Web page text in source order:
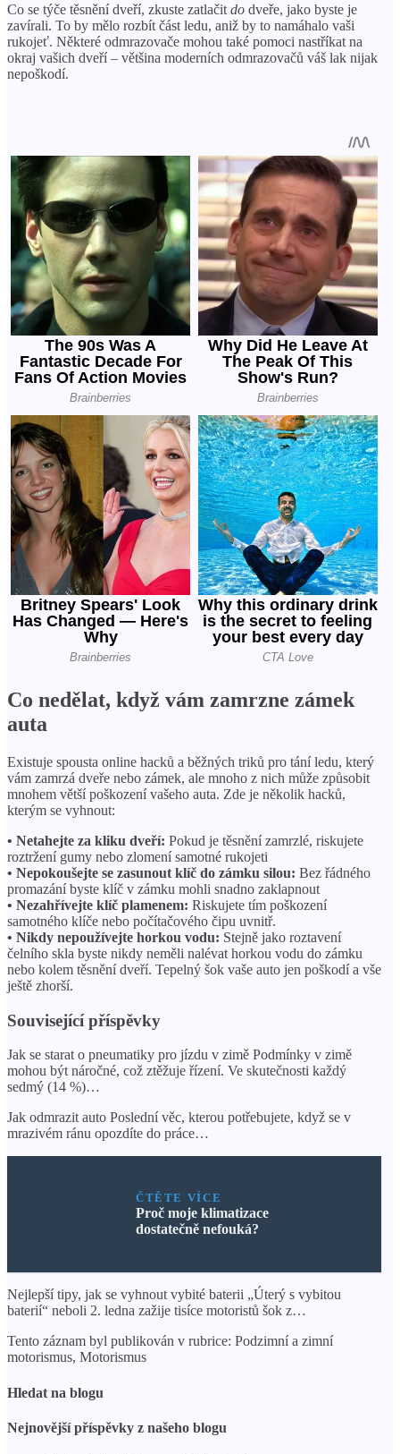
Co se týče těsnění dveří, zkuste zatlačit do dveře, jako byste je
zavírali. To by mělo rozbít část ledu, aniž by to namáhalo vaši
rukojeť. Některé odmrazovače mohou také pomoci nastříkat na
okraj vašich dveří – většina moderních odmrazovačů váš lak nijak
nepoškodí.
Co nedělat, když vám zamrzne zámek
auta
Existuje spousta online hacků a běžných triků pro tání ledu, který
vám zamrzá dveře nebo zámek, ale mnoho z nich může způsobit
mnohem větší poškození vašeho auta. Zde je několik hacků,
kterým se vyhnout:
• Netahejte za kliku dveří: Pokud je těsnění zamrzlé, riskujete
roztržení gumy nebo zlomení samotné rukojeti
• Nepokoušejte se zasunout klíč do zámku silou: Bez řádného
promazání byste klíč v zámku mohli snadno zaklapnout
• Nezahřívejte klíč plamenem: Riskujete tím poškození
samotného klíče nebo počítačového čipu uvnitř.
• Nikdy nepoužívejte horkou vodu: Stejně jako roztavení
čelního skla byste nikdy neměli nalévat horkou vodu do zámku
nebo kolem těsnění dveří. Tepelný šok vaše auto jen poškodí a vše
ještě zhorší.
Související příspěvky
Jak se starat o pneumatiky pro jízdu v zimě Podmínky v zimě
mohou být náročné, což ztěžuje řízení. Ve skutečnosti každý
sedmý (14 %)…
Jak odmrazit auto Poslední věc, kterou potřebujete, když se v
mrazivém ránu opozdíte do práce…
ČTĚTE VÍCE
Proč moje klimatizace
dostatečně nefouká?
Nejlepší tipy, jak se vyhnout vybité baterii „Úterý s vybitou
baterií“ neboli 2. ledna zažije tisíce motoristů šok z…
Tento záznam byl publikován v rubrice: Podzimní a zimní
motorismus, Motorismus
Hledat na blogu
Nejnovější příspěvky z našeho blogu